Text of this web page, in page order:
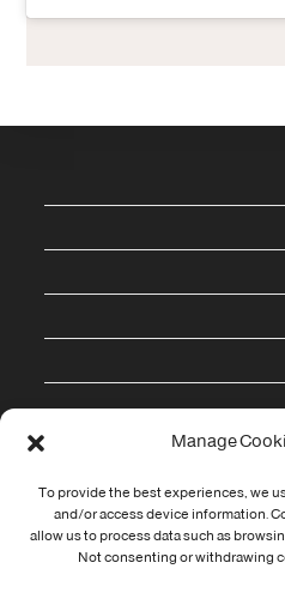
Manage
To provide the best experiences, we
and/or access device information.
allow us to process data such as
Not consenting or withdrawing
قسنطينة - تبسة